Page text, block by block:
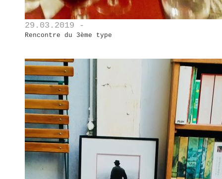
29.03.2019 -
Rencontre du 3ème type